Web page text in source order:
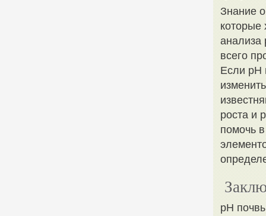
Знание
которые
анализа
всего
Если pH
роста и
помочь
pH